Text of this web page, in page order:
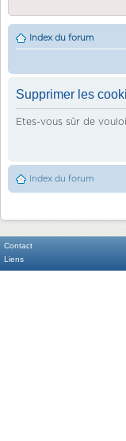
Index du forum
Supprimer les
Etes-vous sûr de
Index du forum
Contact
Liens